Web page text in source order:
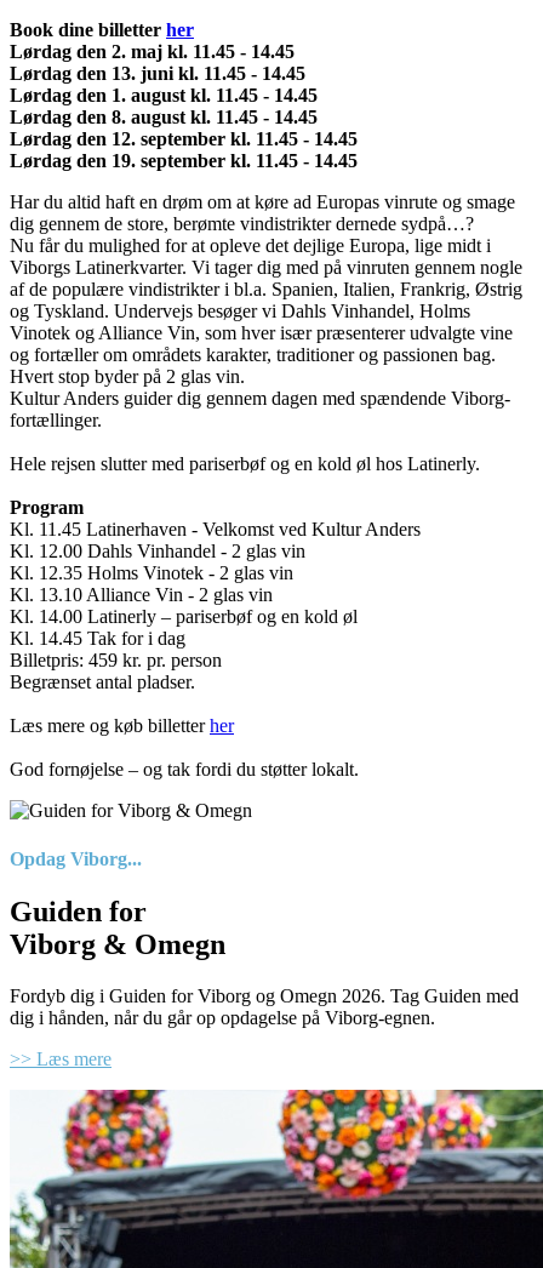
Book dine billetter her
Lørdag den 2. maj kl. 11.45 - 14.45
Lørdag den 13. juni kl. 11.45 - 14.45
Lørdag den 1. august kl. 11.45 - 14.45
Lørdag den 8. august kl. 11.45 - 14.45
Lørdag den 12. september kl. 11.45 - 14.45
Lørdag den 19. september kl. 11.45 - 14.45
Har du altid haft en drøm om at køre ad Europas vinrute og smage
dig gennem de store, berømte vindistrikter dernede sydpå…?
Nu får du mulighed for at opleve det dejlige Europa, lige midt i
Viborgs Latinerkvarter. Vi tager dig med på vinruten gennem nogle
af de populære vindistrikter i bl.a. Spanien, Italien, Frankrig, Østrig
og Tyskland. Undervejs besøger vi Dahls Vinhandel, Holms
Vinotek og Alliance Vin, som hver især præsenterer udvalgte vine
og fortæller om områdets karakter, traditioner og passionen bag.
Hvert stop byder på 2 glas vin.
Kultur Anders guider dig gennem dagen med spændende Viborg-
fortællinger.
Hele rejsen slutter med pariserbøf og en kold øl hos Latinerly.
Program
Kl. 11.45 Latinerhaven - Velkomst ved Kultur Anders
Kl. 12.00 Dahls Vinhandel - 2 glas vin
Kl. 12.35 Holms Vinotek - 2 glas vin
Kl. 13.10 Alliance Vin - 2 glas vin
Kl. 14.00 Latinerly – pariserbøf og en kold øl
Kl. 14.45 Tak for i dag
Billetpris: 459 kr. pr. person
Begrænset antal pladser.
Læs mere og køb billetterher
God fornøjelse – og tak fordi du støtter lokalt.
Opdag Viborg...
Guiden for
Viborg & Omegn
Fordyb dig i Guiden for Viborg og Omegn 2026. Tag Guiden med
dig i hånden, når du går op opdagelse på Viborg-egnen.
>> Læs mere